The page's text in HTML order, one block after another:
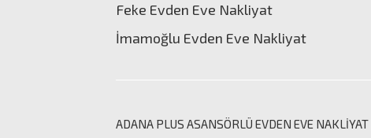
Feke Evden Eve Nakliyat
İmamoğlu Evden Eve Nakliyat
ADANA PLUS ASANSÖRLÜ EVDEN EVE NAKLİYAT